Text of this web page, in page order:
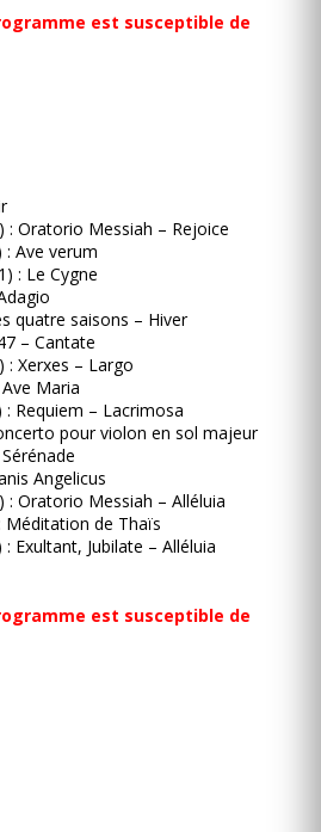
est susceptible de
: Oratorio Messiah – Rejoice
: Ave verum
: Le Cygne
quatre saisons – Hiver
– Cantate
: Xerxes – Largo
Maria
Requiem – Lacrimosa
pour violon en sol majeur
Angelicus
: Oratorio Messiah – Alléluia
Méditation de Thaïs
Exultant, Jubilate – Alléluia
est susceptible de